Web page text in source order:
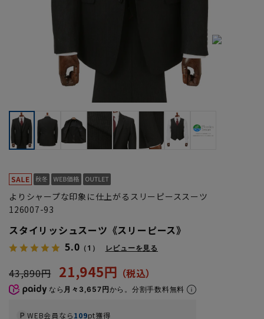
よりシャープな印象に仕上がるスリーピーススーツ
126007-93
スタイリッシュスーツ《スリーピース》
5.0 （1） レビューを見る
43,890円 21,945円
なら 月々3,657円から。分割手数料無料
WEB会員なら109pt獲得